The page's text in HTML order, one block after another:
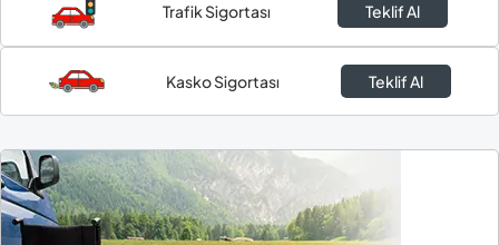
Trafik Sigortası Teklif Al
Kasko Sigortası Teklif Al